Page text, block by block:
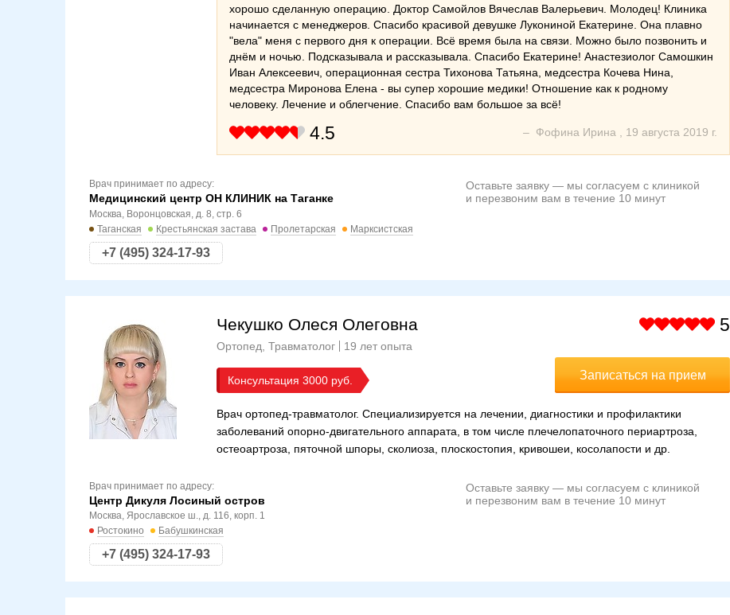
хорошо сделанную операцию. Доктор Самойлов Вячеслав Валерьевич. Молодец! Клиника
начинается с менеджеров. Спасибо красивой девушке Лукониной Екатерине. Она плавно
"вела" меня с первого дня к операции. Всё время была на связи. Можно было позвонить и
днём и ночью. Подсказывала и рассказывала. Спасибо Екатерине! Анастезиолог Самошкин
Иван Алексеевич, операционная сестра Тихонова Татьяна, медсестра Кочева Нина,
медсестра Миронова Елена - вы супер хорошие медики! Отношение как к родному
человеку. Лечение и облегчение. Спасибо вам большое за всё!
4.5 – Фофина Ирина 19 августа 2019 г.
Врач принимает по адресу:
Медицинский центр ОН КЛИНИК на Таганке
Москва, Воронцовская, д. 8, стр. 6
Таганская
Крестьянская застава Пролетарская Марксистская
+7 (495) 324-17-93
Оставьте заявку — мы согласуем с клиникой
и перезвоним вам в течение 10 минут
Чекушко Олеся Олеговна 5
Ортопед, Травматолог 19 лет опыта
Консультация 3000 Записаться на прием
Врач ортопед-травматолог. Специализируется на лечении, диагностики и профилактики
заболеваний опорно-двигательного аппарата, в том числе плечелопаточного периартроза,
остеоартроза, пяточной шпоры, сколиоза, плоскостопия, кривошеи, косолапости и др.
Врач принимает по адресу:
Центр Дикуля Лосиный остров
Москва, Ярославское ш., д. 116, корп. 1
Ростокино
Бабушкинская
+7 (495) 324-17-93
Оставьте заявку — мы согласуем с клиникой
и перезвоним вам в течение 10 минут